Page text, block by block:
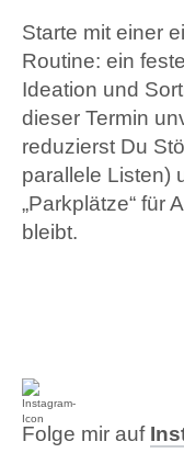
Starte mit einer
Routine: ein
Ideation und
dieser Termin
reduzierst Du
parallele Listen)
„Parkplätze“ für
bleibt.
Folge mir auf